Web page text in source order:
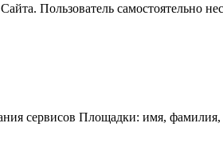
Пользователь самостоятельно
сервисов Площадки: имя,